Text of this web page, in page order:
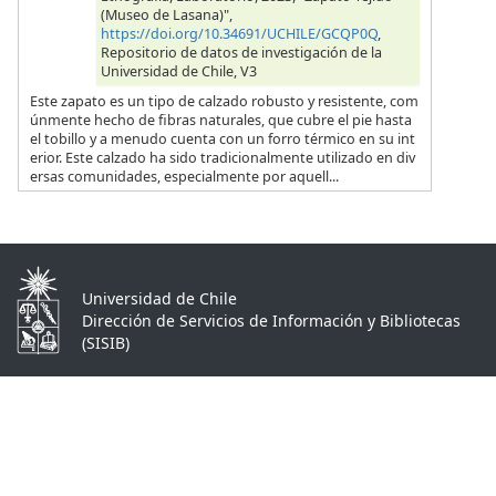
(Museo de Lasana)",
https://doi.org/10.34691/UCHILE/GCQP0Q,
Repositorio de datos de investigación de la
Universidad de Chile, V3
Este zapato es un tipo de calzado robusto y resistente, com
únmente hecho de fibras naturales, que cubre el pie hasta
el tobillo y a menudo cuenta con un forro térmico en su int
erior. Este calzado ha sido tradicionalmente utilizado en div
ersas comunidades, especialmente por aquell...
Universidad de Chile
Dirección de Servicios de Información y Bibliotecas
(SISIB)